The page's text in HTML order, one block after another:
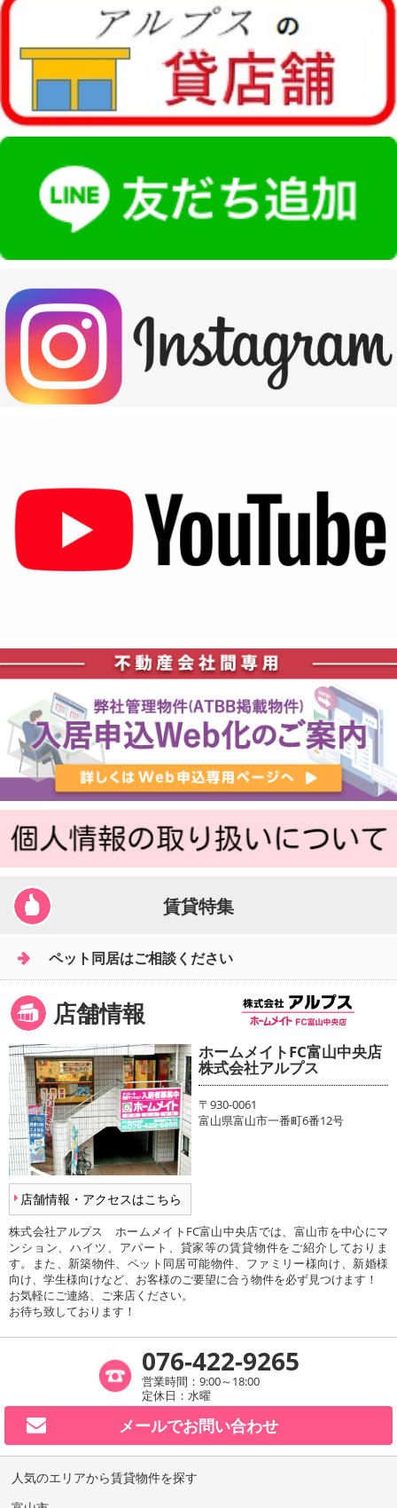
賃貸特集
ペット同居はご相談ください
店舗情報
店舗情報・アクセスはこちら
ホームメイトFC富山中央店
株式会社アルプス
〒930-0061
富山県富山市一番町6番12号
株式会社アルプス ホームメイトFC富山中央店では、富山市を中心にマ
ンション、ハイツ、アパート、貸家等の賃貸物件をご紹介しておりま
す。また、新築物件、ペット同居可能物件、ファミリー様向け、新婚様
向け、学生様向けなど、お客様のご要望に合う物件を必ず見つけます！
お気軽にご連絡、ご来店ください。
お待ち致しております！
076-422-9265
営業時間：9:00～18:00
定休日：水曜
メールでお問い合わせ
人気のエリアから賃貸物件を探す